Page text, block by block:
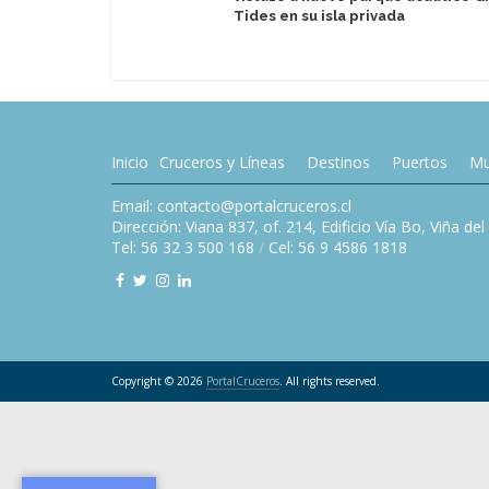
Tides en su isla privada
Inicio Cruceros y Líneas Destinos Puertos
Email: contacto@portalcruceros.cl
Dirección: Viana 837, of. 214, Edificio Vía Bo, Viña
Tel: 56 32 3 500 168 / Cel: 56 9 4586 1818
Copyright © 2026 PortalCruceros. All rights reserved.